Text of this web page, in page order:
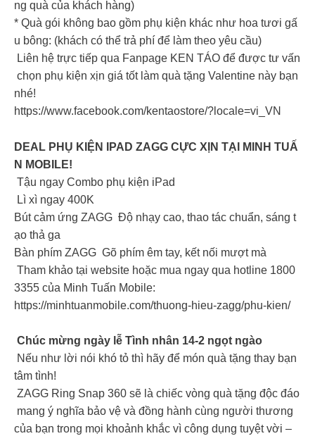
ng quà của khách hàng)
* Quà gói không bao gồm phụ kiện khác như hoa tươi gấ
u bông: (khách có thể trả phí để làm theo yêu cầu)
Liên hệ trực tiếp qua Fanpage KEN TÁO để được tư vấn
chọn phụ kiện xịn giá tốt làm quà tặng Valentine này bạn
nhé!
https://www.facebook.com/kentaostore/?locale=vi_VN
DEAL PHỤ KIỆN IPAD ZAGG CỰC XỊN TẠI MINH TUẤ
N MOBILE!
Tậu ngay Combo phụ kiện iPad
Lì xì ngay 400K
Bút cảm ứng ZAGG Độ nhạy cao, thao tác chuẩn, sáng t
ạo thả ga
Bàn phím ZAGG Gõ phím êm tay, kết nối mượt mà
Tham khảo tại website hoặc mua ngay qua hotline 1800
3355 của Minh Tuấn Mobile:
https://minhtuanmobile.com/thuong-hieu-zagg/phu-kien/
Chúc mừng ngày lễ Tình nhân 14-2 ngọt ngào
Nếu như lời nói khó tỏ thì hãy để món quà tặng thay bạn
tâm tình!
ZAGG Ring Snap 360 sẽ là chiếc vòng quà tặng độc đáo
mang ý nghĩa bảo vệ và đồng hành cùng người thương
của bạn trong mọi khoảnh khắc vì công dụng tuyệt vời –